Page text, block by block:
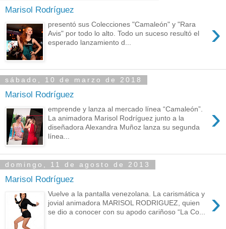
Marisol Rodríguez
›
presentó sus Colecciones "Camaleón" y "Rara
Avis" por todo lo alto. Todo un suceso resultó el
esperado lanzamiento d...
sábado, 10 de marzo de 2018
Marisol Rodríguez
›
emprende y lanza al mercado línea “Camaleón”.
La animadora Marisol Rodríguez junto a la
diseñadora Alexandra Muñoz lanza su segunda
línea...
domingo, 11 de agosto de 2013
Marisol Rodríguez
›
Vuelve a la pantalla venezolana. La carismática y
jovial animadora MARISOL RODRIGUEZ, quien
se dio a conocer con su apodo cariñoso “La Co...